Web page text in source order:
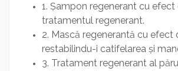
1. Șampon regenerant cu
tratamentul regenerant.
2. Mască regenerantă cu
restabilindu-i catifelarea și
3. Tratament regenerant al